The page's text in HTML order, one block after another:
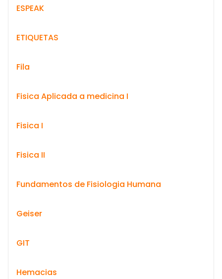
ESPEAK
ETIQUETAS
Fila
Fisica Aplicada a medicina I
Fisica I
Fisica II
Fundamentos de Fisiologia Humana
Geiser
GIT
Hemacias